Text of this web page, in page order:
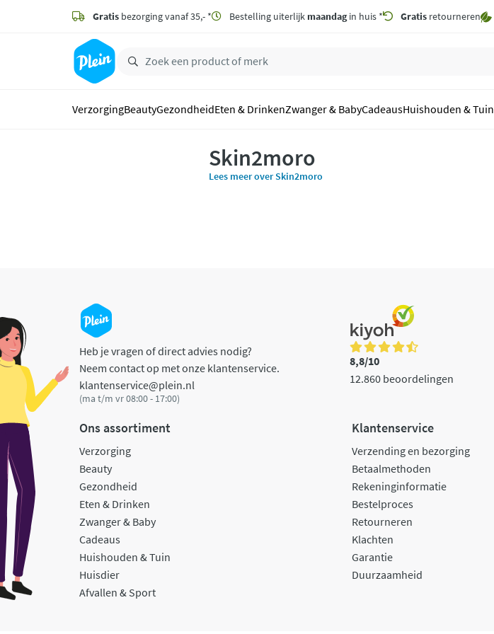
zoeken
hoofdinhoud
Gratis bezorging vanaf 35,- * Bestelling uiterlijk maandagin huis * Gratis retourneren
VerzorgingBeautyGezondheidEten & DrinkenZwanger & BabyCadeausHuishouden & Tuin
Skin2moro
Lees meer over Skin2moro
Heb je vragen of direct advies nodig?
Neem contact op met onze klantenservice.
klantenservice@plein.nl
(ma t/m vr 08:00 - 17:00)
8,8/10
12.860 beoordelingen
Ons assortiment
Verzorging
Beauty
Gezondheid
Eten & Drinken
Zwanger & Baby
Cadeaus
Huishouden & Tuin
Huisdier
Afvallen & Sport
Klantenservice
Verzending en bezorging
Betaalmethoden
Rekeninginformatie
Bestelproces
Retourneren
Klachten
Garantie
Duurzaamheid